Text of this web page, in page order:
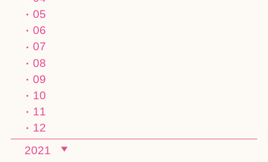
05
06
07
08
09
10
11
12
2021